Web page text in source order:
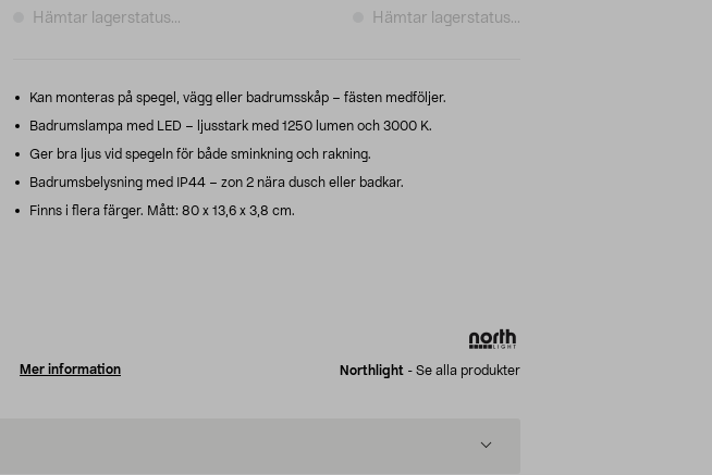
Hämtar lagerstatus...
Hämtar lagerstatus...
Kan monteras på spegel, vägg eller badrumsskåp – fästen medföljer.
Badrumslampa med LED – ljusstark med 1250 lumen och 3000 K.
Ger bra ljus vid spegeln för både sminkning och rakning.
Badrumsbelysning med IP44 – zon 2 nära dusch eller badkar.
Finns i flera färger. Mått: 80 x 13,6 x 3,8 cm.
Mer information Northlight - Se alla produkter